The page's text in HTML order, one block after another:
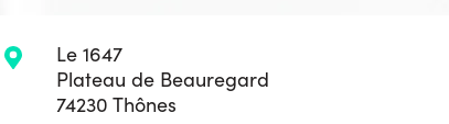
Le 1647
Plateau de Beauregard
74230 Thônes